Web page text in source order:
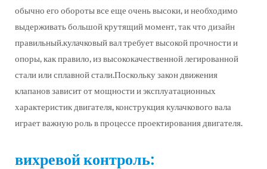
обычно его обороты все еще очень высоки, и необходимо
выдерживать большой крутящий момент, так что дизайн
правильный.кулачковый вал требует высокой прочности и
опоры, как правило, из высококачественной легированной
стали или сплавной стали.Поскольку закон движения
клапанов зависит от мощности и эксплуатационных
характеристик двигателя, конструкция кулачкового вала
играет важную роль в процессе проектирования двигателя.
вихревой контроль: